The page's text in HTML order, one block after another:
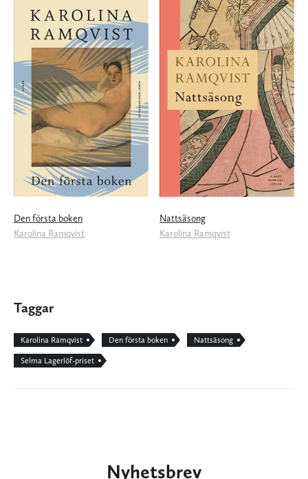
Den första boken
Karolina Ramqvist
Nattsäsong
Karolina Ramqvist
Taggar
Karolina Ramqvist Den första boken Nattsäsong
Selma Lagerlöf-priset
Nyhetsbrev